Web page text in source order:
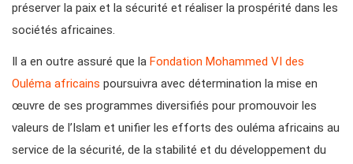
préserver la paix et la sécurité et réaliser la prospérité dans les
sociétés africaines.
Il a en outre assuré que la Fondation Mohammed VI des
Ouléma africains poursuivra avec détermination la mise en
œuvre de ses programmes diversifiés pour promouvoir les
valeurs de l’Islam et unifier les efforts des ouléma africains au
service de la sécurité, de la stabilité et du développement du